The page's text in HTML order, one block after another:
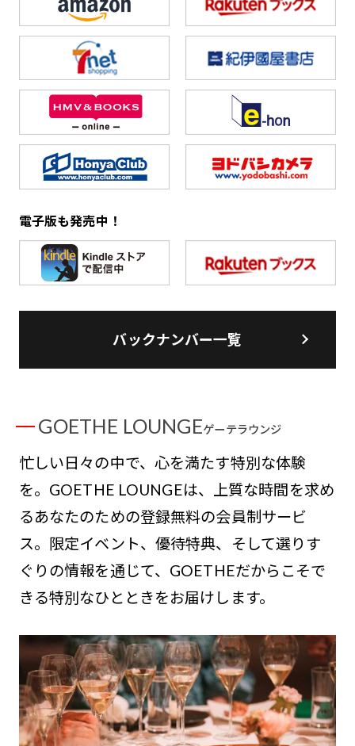
電子版も発売中！
バックナンバー一覧
GOETHE LOUNGEゲーテラウンジ
忙しい日々の中で、心を満たす特別な体験
を。GOETHE LOUNGEは、上質な時間を求め
るあなたのための登録無料の会員制サービ
ス。限定イベント、優待特典、そして選りす
ぐりの情報を通じて、GOETHEだからこそで
きる特別なひとときをお届けします。